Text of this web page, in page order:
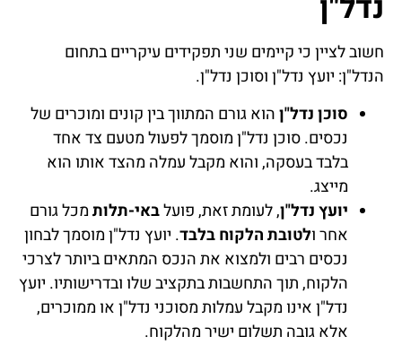
חשוב לציין כי קיימים שני תפקידים עיקריים בתחום
הנדל"ן: יועץ נדל"ן וסוכן נדל"ן.
סוכן נדל"ןהוא גורם המתווך בין קונים ומוכרים של
נכסים. סוכן נדל"ן מוסמך לפעול מטעם צד אחד
בלבד בעסקה, והוא מקבל עמלה מהצד אותו הוא
מייצג.
יועץ נדל"ן, לעומת זאת, פועלבאי-תלותמכל גורם
אחר ולטובת הלקוח בלבד. יועץ נדל"ן מוסמך לבחון
נכסים רבים ולמצוא את הנכס המתאים ביותר לצרכי
הלקוח, תוך התחשבות בתקציב שלו ובדרישותיו. יועץ
נדל"ן אינו מקבל עמלות מסוכני נדל"ן או ממוכרים,
אלא גובה תשלום ישיר מהלקוח.